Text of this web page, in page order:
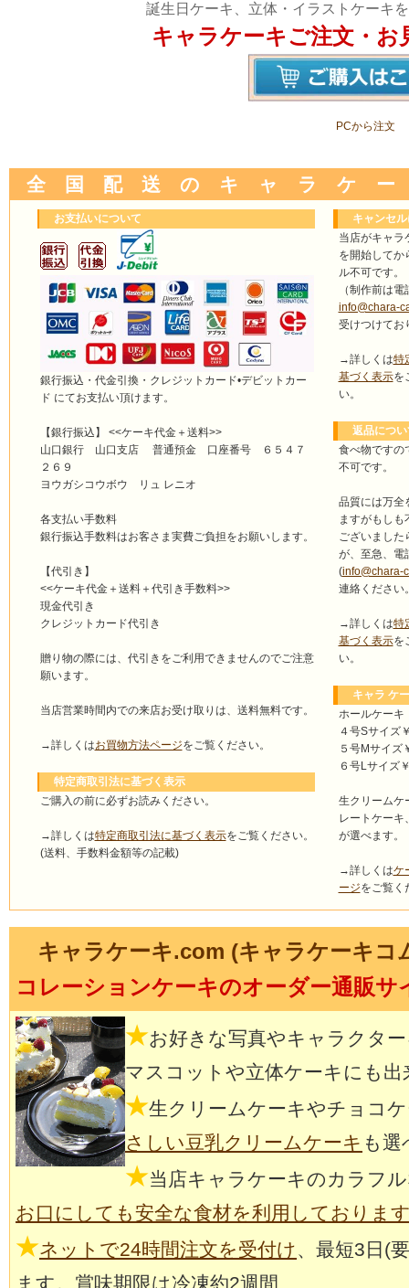
誕生日ケーキ、立体・イラストケーキ
キャラケーキご注文・お
PCから注文
全 国 配 送 の キ ャ ラ ケ
お支払いについて
銀行振込・代金引換・クレジットカード•デビットカー
ド にてお支払い頂けます。
【銀行振込】 <<ケーキ代金＋送料>>
山口銀行 山口支店 普通預金 口座番号 ６５４７
２６９
ヨウガシコウボウ リュ レニオ
各支払い手数料
銀行振込手数料はお客さま実費ご負担をお願いします。
【代引き】
<<ケーキ代金＋送料＋代引き手数料>>
現金代引き
クレジットカード代引き
贈り物の際には、代引きをご利用できませんのでご注意
願います。
当店営業時間内での来店お受け取りは、送料無料です。
→詳しくはお買物方法ページをご覧ください。
特定商取引法に基づく表示
ご購入の前に必ずお読みください。
→詳しくは特定商取引法に基づく表示をご覧ください。
(送料、手数料金額等の記載)
キャンセル
当店がキャラ
を開始してか
ル不可です。
（制作前は
info@chara-
受けつけてお
→詳しくは特
基づく表示を
い。
返品につい
食べ物ですの
不可です。
品質には万全
ますがもしも
ございました
が、至急、電
(info@chara-
連絡ください
→詳しくは特
基づく表示を
い。
キャラ ケ
ホールケーキ
４号Sサイズ
５号Mサイズ
６号Lサイズ
生クリームケ
レートケーキ
が選べます。
→詳しくはケ
ージをご覧く
キャラケーキ.com (キャラケーキコ
コレーションケーキのオーダー通販サ
★お好きな写真やキャラクタ
マスコットや立体ケーキにも出
★生クリームケーキやチョコ
さしい豆乳クリームケーキ も選
★当店キャラケーキのカラフ
お口にしても安全な食材を利用しておりま
★ネットで24時間注文を受付け、最短3日(
ます。賞味期限は冷凍約2週間